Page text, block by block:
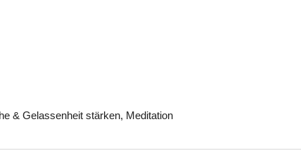
& Gelassenheit stärken, Meditation